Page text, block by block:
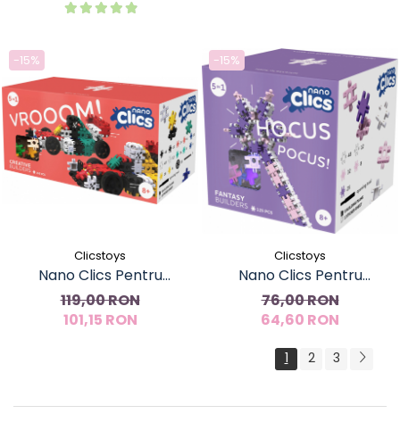
-15%
Clicstoys
Nano Clics Pentru
constructori creativi 250
piese, Clicformers
119,00 RON
101,15 RON
-15%
Clicstoys
Nano Clics Pentru
constructii fantastice,
Clicformers
76,00 RON
64,60 RON
1 2 3